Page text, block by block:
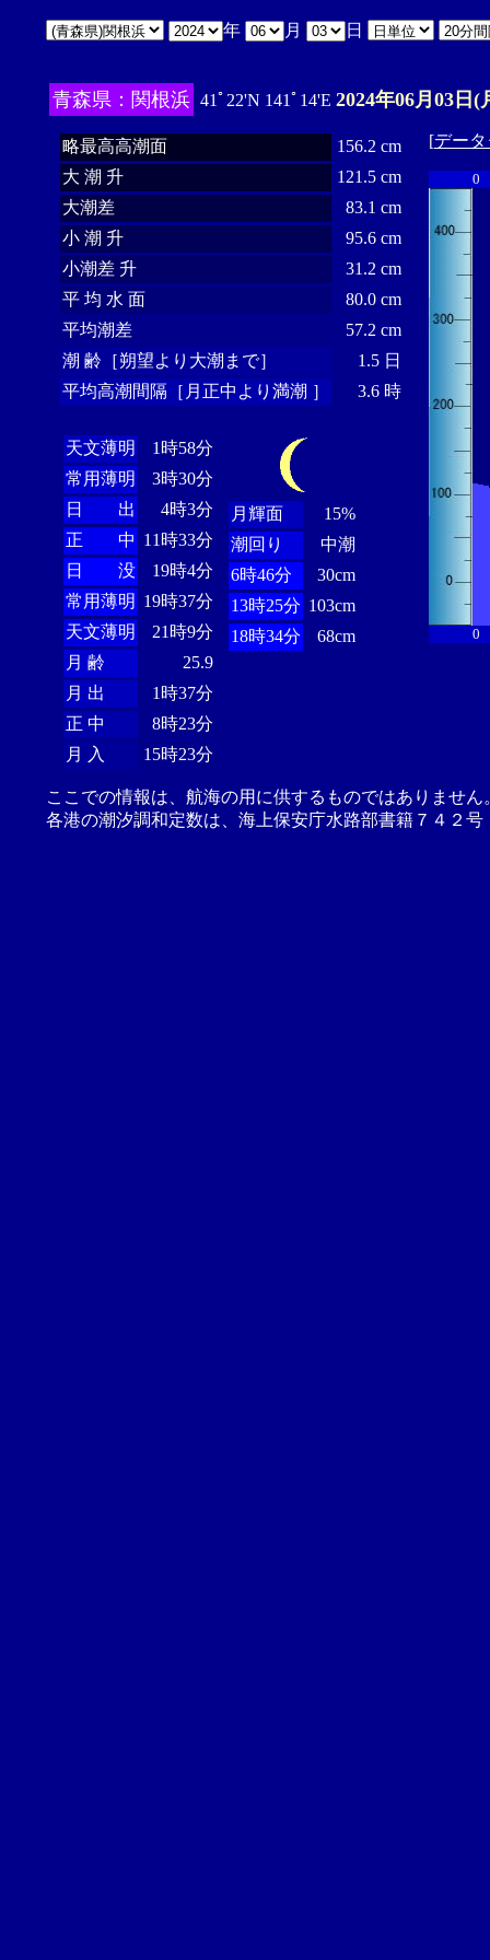
年 月 日
青森県：関根浜 41ﾟ22'N 141ﾟ14'E 2024年06月03日(
略最高高潮面
156.2 cm
大 潮 升
121.5 cm
大潮差
83.1 cm
小 潮 升
95.6 cm
小潮差 升
31.2 cm
平 均 水 面
80.0 cm
平均潮差
57.2 cm
潮 齢［朔望より大潮まで］
1.5 日
平均高潮間隔［月正中より満潮 ］
3.6 時
天文薄明
1時58分
常用薄明
3時30分
日 出
4時3分
正 中 11時33分
日 没
19時4分
常用薄明 19時37分
天文薄明
21時9分
月 齢
25.9
月 出
1時37分
正 中
8時23分
月 入
15時23分
月輝面
15%
潮回り
中潮
6時46分
30cm
13時25分 103cm
18時34分
68cm
[デー
0
0
ここでの情報は、航海の用に供するものではありませ
各港の潮汐調和定数は、海上保安庁水路部書籍７４２